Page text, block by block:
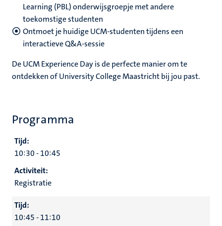
Learning (PBL) onderwijsgroepje met andere
toekomstige studenten
Ontmoet je huidige UCM-studenten tijdens een
interactieve Q&A-sessie
De UCM Experience Day is de perfecte manier om te
ontdekken of University College Maastricht bij jou past.
Programma
Tijd:
10:30 - 10:45
Activiteit:
Registratie
Tijd:
10:45 - 11:10